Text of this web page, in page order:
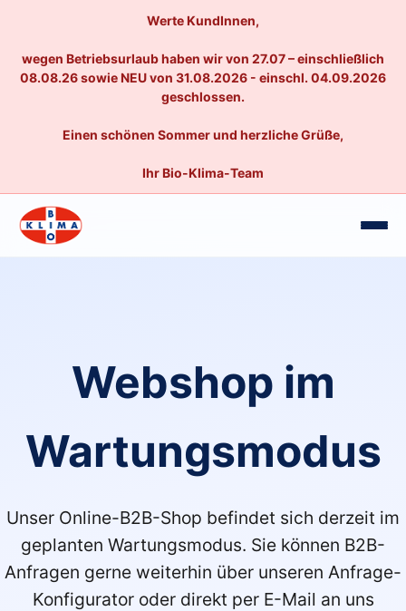
Werte KundInnen,
wegen Betriebsurlaub haben wir von 27.07 – einschließlich
08.08.26 sowie NEU von 31.08.2026 - einschl. 04.09.2026
geschlossen.
Einen schönen Sommer und herzliche Grüße,
Ihr Bio-Klima-Team
Webshop im
Wartungsmodus
Unser Online-B2B-Shop befindet sich derzeit im
geplanten Wartungsmodus. Sie können B2B-
Anfragen gerne weiterhin über unseren Anfrage-
Konfigurator oder direkt per E-Mail an uns